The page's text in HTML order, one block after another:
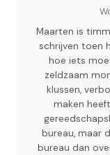
Maarten is
schrijven toen
hoe iets
zeldzaam
klussen,
maken
bureau, maar
bureau dan